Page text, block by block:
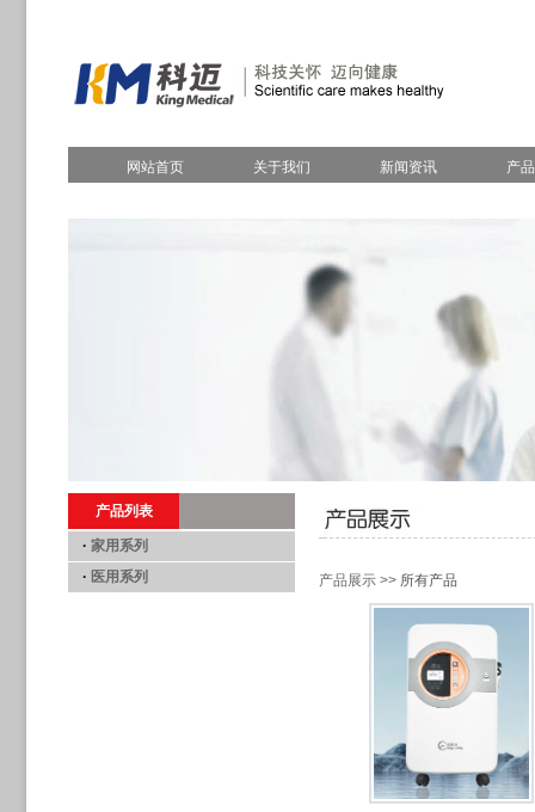
网站首页 关于我们 新闻资讯 产
产品列表
· 家用系列
· 医用系列 产品展示 >> 所有产品